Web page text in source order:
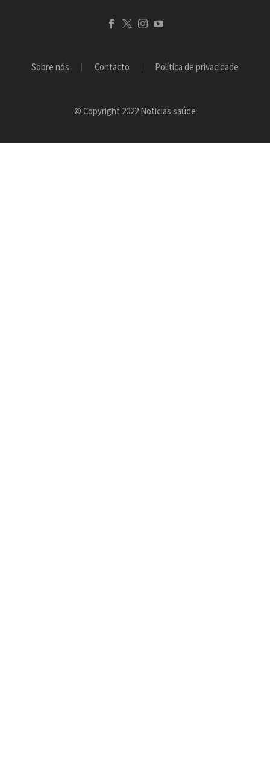
Sobre nós Contacto Política de privacidade
© Copyright 2022 Noticias saúde